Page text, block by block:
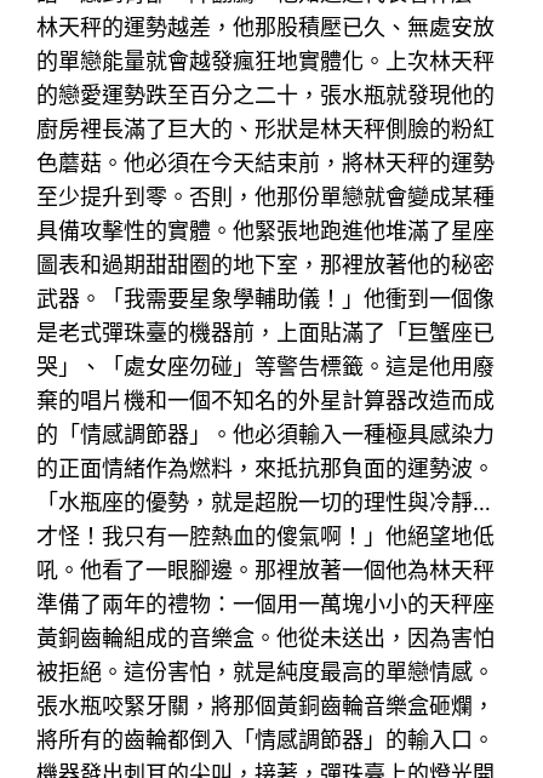
林天秤的運勢越差，他那股積壓已久、無處安放
的單戀能量就會越發瘋狂地實體化。上次林天秤
的戀愛運勢跌至百分之二十，張水瓶就發現他的
廚房裡長滿了巨大的、形狀是林天秤側臉的粉紅
色蘑菇。他必須在今天結束前，將林天秤的運勢
至少提升到零。否則，他那份單戀就會變成某種
具備攻擊性的實體。他緊張地跑進他堆滿了星座
圖表和過期甜甜圈的地下室，那裡放著他的秘密
武器。「我需要星象學輔助儀！」他衝到一個像
是老式彈珠臺的機器前，上面貼滿了「巨蟹座已
哭」、「處女座勿碰」等警告標籤。這是他用廢
棄的唱片機和一個不知名的外星計算器改造而成
的「情感調節器」。他必須輸入一種極具感染力
的正面情緒作為燃料，來抵抗那負面的運勢波。
「水瓶座的優勢，就是超脫一切的理性與冷靜…
才怪！我只有一腔熱血的傻氣啊！」他絕望地低
吼。他看了一眼腳邊。那裡放著一個他為林天秤
準備了兩年的禮物：一個用一萬塊小小的天秤座
黃銅齒輪組成的音樂盒。他從未送出，因為害怕
被拒絕。這份害怕，就是純度最高的單戀情感。
張水瓶咬緊牙關，將那個黃銅齒輪音樂盒砸爛，
將所有的齒輪都倒入「情感調節器」的輸入口。